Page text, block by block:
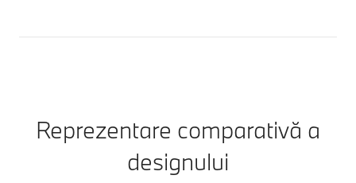
Reprezentare comparativă a
designului